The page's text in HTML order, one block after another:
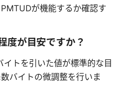
が機能するか確認す
度が目安ですか？
トを引いた値が標準的な目
バイトの微調整を行いま